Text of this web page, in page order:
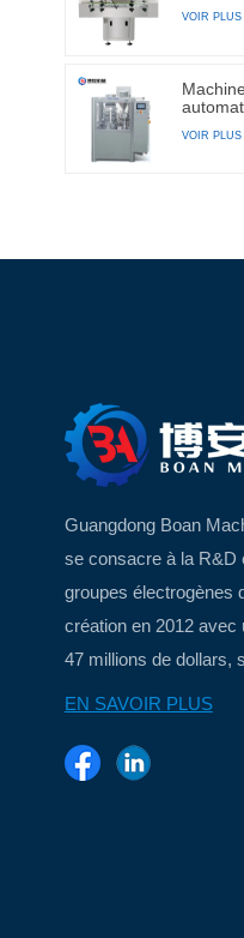
VOIR PLUS
2500
VOIR PLUS
Guangdong Boan
se consacre à la R&D
groupes électrogènes
création en 2012 avec
47 millions de dollars,
Chine, une belle ville
EN SAVOIR PLUS